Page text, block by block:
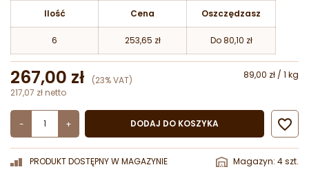
Ilość Cena Oszczędzasz
6 253,65 zł Do 80,10 zł
267,00 zł (23% VAT)
89,00 zł / 1 kg
217,07 zł netto
- + DODAJ DO KOSZYKA 
PRODUKT DOSTĘPNY W MAGAZYNIE Magazyn: 4 szt.